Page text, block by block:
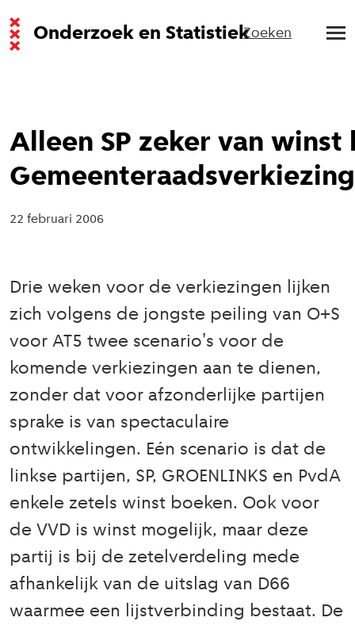
Onderzoek en StatistiekZoeken
Alleen SP zeker van winst
22 februari 2006
Drie weken voor de verkiezingen lijken
zich volgens de jongste peiling van O+S
voor AT5 twee scenario's voor de
komende verkiezingen aan te dienen,
zonder dat voor afzonderlijke partijen
sprake is van spectaculaire
ontwikkelingen. Eén scenario is dat de
linkse partijen, SP, GROENLINKS en PvdA
enkele zetels winst boeken. Ook voor
de VVD is winst mogelijk, maar deze
partij is bij de zetelverdeling mede
afhankelijk van de uitslag van D66
waarmee een lijstverbinding bestaat. De